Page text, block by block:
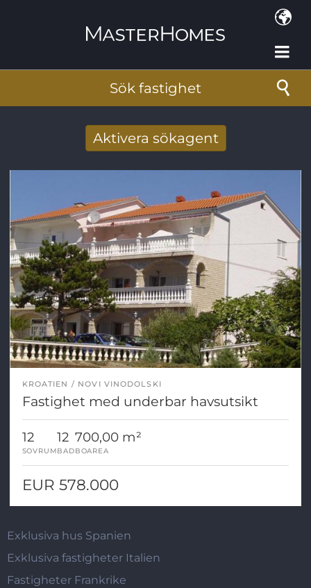
Sök fastighet
Aktivera sökagent
E-postadress
KROATIEN NOVI VINODOLSKI
Fastighet med underbar havsutsikt
12
SOVRUM
12
BAD
700,00 m²
BOAREA
EUR 578.000
Exklusiva hus Spanien
Exklusiva fastigheter Italien
Fastigheter Frankrike